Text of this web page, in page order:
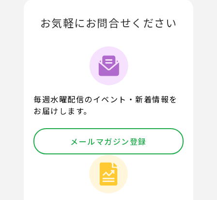
お気軽にお問合せください
毎週水曜配信のイベント・新着情報を
お届けします。
メールマガジン登録